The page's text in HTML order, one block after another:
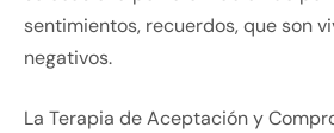
sentimientos, recuerdos, que son
negativos.
La Terapia de Aceptación y